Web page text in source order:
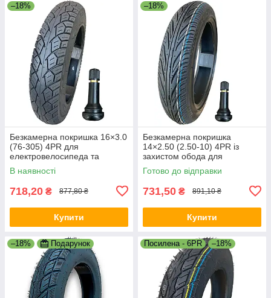
–18%
Безкамерна покришка 16×3.0
(76-305) 4PR для
електровелосипеда та
електроскутера + вентиль
TR414
В наявності
718,20 ₴ 877,80 ₴
Купити
–18%
Безкамерна покришка
14×2.50 (2.50-10) 4PR із
захистом обода для
електроскутера
Готово до відправки
731,50 ₴ 891,10 ₴
Купити
–18% Подарунок Посилена - 6PR –18%